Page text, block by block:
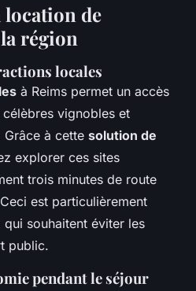
location de
région
locales
à Reims permet un accès
vignobles et
à cette solution de
explorer ces sites
trois minutes de route
est particulièrement
souhaitent éviter les
public.
pendant le séjour